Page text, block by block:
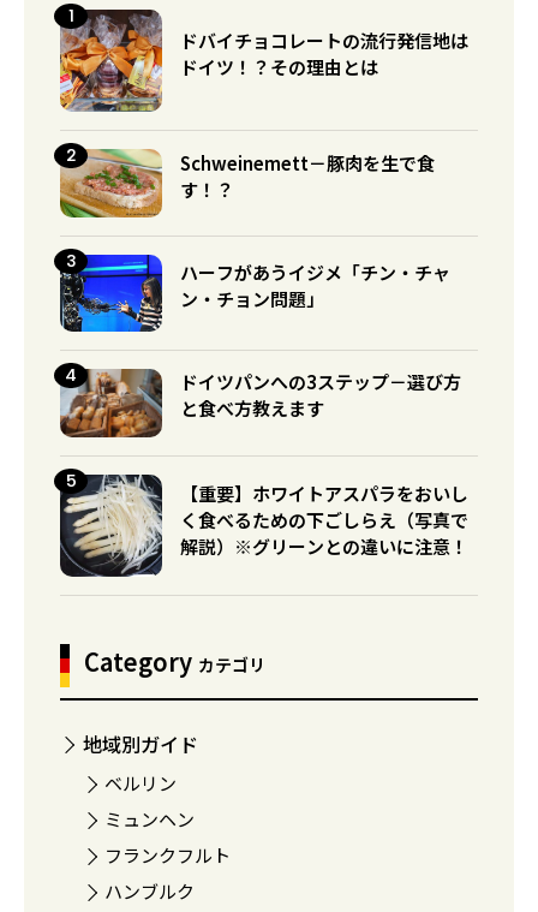
ドバイチョコレートの流行発信地は
ドイツ！？その理由とは
Schweinemett－豚肉を生で食
す！？
ハーフがあうイジメ「チン・チャ
ン・チョン問題」
ドイツパンへの3ステップ－選び方
と食べ方教えます
【重要】ホワイトアスパラをおいし
く食べるための下ごしらえ（写真で
解説）※グリーンとの違いに注意！
Category カテゴリ
地域別ガイド
ベルリン
ミュンヘン
フランクフルト
ハンブルク